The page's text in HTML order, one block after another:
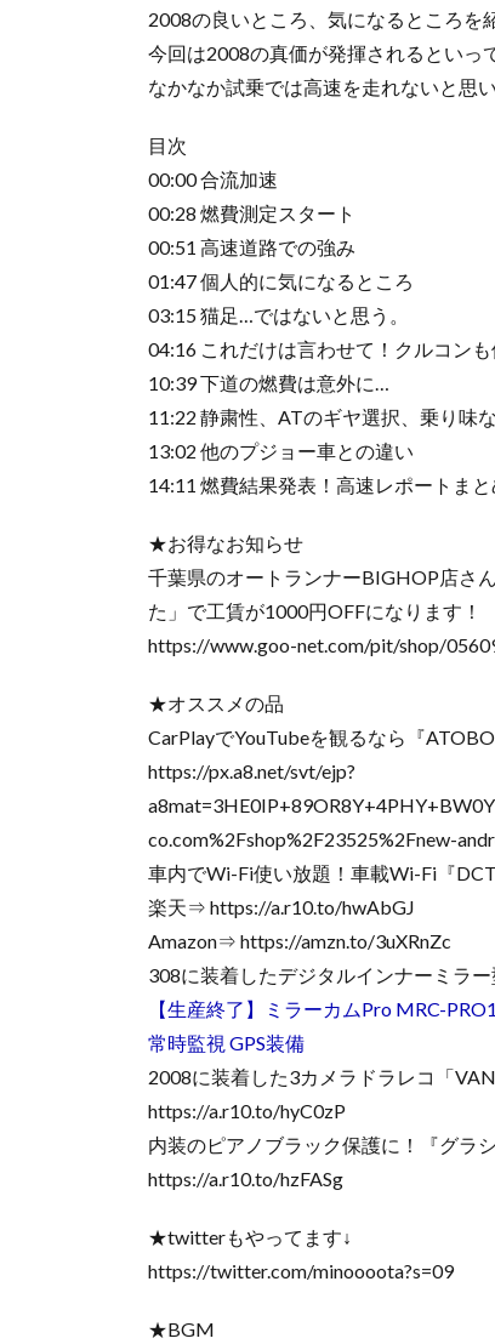
2008の良いところ、気になるところを
今回は2008の真価が発揮されるといっ
なかなか試乗では高速を走れないと思
目次
00:00 合流加速
00:28 燃費測定スタート
00:51 高速道路での強み
01:47 個人的に気になるところ
03:15 猫足…ではないと思う。
04:16 これだけは言わせて！クルコンも
10:39 下道の燃費は意外に…
11:22 静粛性、ATのギヤ選択、乗り味
13:02 他のプジョー車との違い
14:11 燃費結果発表！高速レポートまと
★お得なお知らせ
千葉県のオートランナーBIGHOP店さ
た」で工賃が1000円OFFになります！
https://www.goo-net.com/pit/shop/
★オススメの品
CarPlayでYouTubeを観るなら『ATOBO
https://px.a8.net/svt/ejp?
co.com%2Fshop%2F23525%2Fnew-
車内でWi-Fi使い放題！車載Wi-Fi『
楽天⇒ https://a.r10.to/hwAbGJ
Amazon⇒ https://amzn.to/3uXRnZc
308に装着したデジタルインナーミラー
【生産終了】ミラーカムPro MRC-
常時監視 GPS装備
2008に装着した3カメラドラレコ「
https://a.r10.to/hyC0zP
内装のピアノブラック保護に！『グラシ
https://a.r10.to/hzFASg
★twitterもやってます↓
https://twitter.com/minoooota?s=09
★BGM